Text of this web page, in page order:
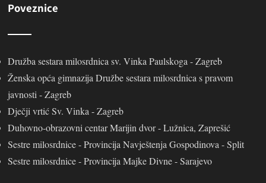
Poveznice
Družba sestara milosrdnica sv. Vinka Paulskoga - Zagreb
Ženska opća gimnazija Družbe sestara milosrdnica s pravom
javnosti - Zagreb
Dječji vrtić Sv. Vinka - Zagreb
Duhovno-obrazovni centar Marijin dvor - Lužnica, Zaprešić
Sestre milosrdnice - Provincija Navještenja Gospodinova - Split
Sestre milosrdnice - Provincija Majke Divne - Sarajevo